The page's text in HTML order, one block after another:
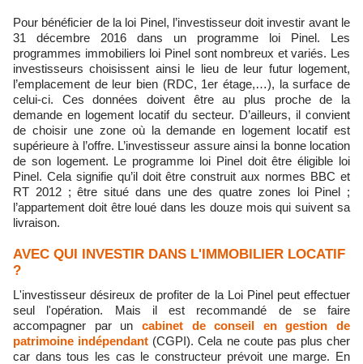
Pour bénéficier de la loi Pinel, l’investisseur doit investir avant le
31 décembre 2016 dans un programme loi Pinel. Les
programmes immobiliers loi Pinel sont nombreux et variés. Les
investisseurs choisissent ainsi le lieu de leur futur logement,
l’emplacement de leur bien (RDC, 1er étage,…), la surface de
celui-ci. Ces données doivent être au plus proche de la
demande en logement locatif du secteur. D’ailleurs, il convient
de choisir une zone où la demande en logement locatif est
supérieure à l’offre. L’investisseur assure ainsi la bonne location
de son logement. Le programme loi Pinel doit être éligible loi
Pinel. Cela signifie qu’il doit être construit aux normes BBC et
RT 2012 ; être situé dans une des quatre zones loi Pinel ;
l’appartement doit être loué dans les douze mois qui suivent sa
livraison.
AVEC QUI INVESTIR DANS L'IMMOBILIER LOCATIF
?
L'investisseur désireux de profiter de la Loi Pinel peut effectuer
seul l'opération. Mais il est recommandé de se faire
accompagner par un cabinet de conseil en gestion de
patrimoine indépendant (CGPI). Cela ne coute pas plus cher
car dans tous les cas le constructeur prévoit une marge. En